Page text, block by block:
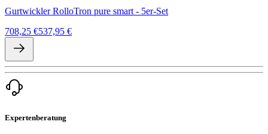
Gurtwickler RolloTron pure smart - 5er-Set
708,25 €537,95 €
Expertenberatung